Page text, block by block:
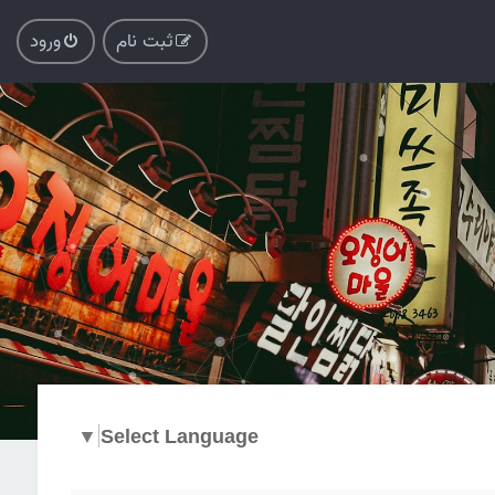
ورود ثبت نام
Select Language
▼